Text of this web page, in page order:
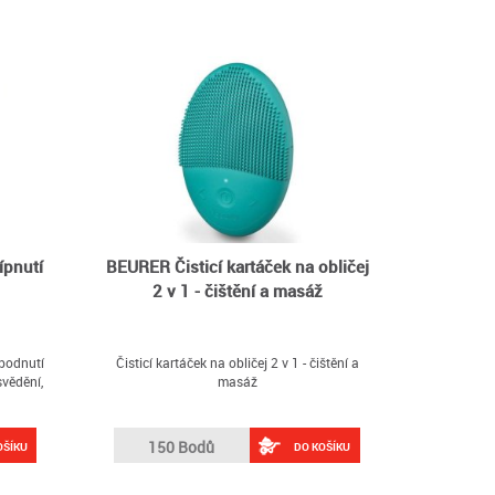
BEURER Čisticí kartáček na obličej
2 v 1 - čištění a masáž
Čisticí kartáček na obličej 2 v 1 - čištění a
masáž
150 Bodů DO KOŠÍKU